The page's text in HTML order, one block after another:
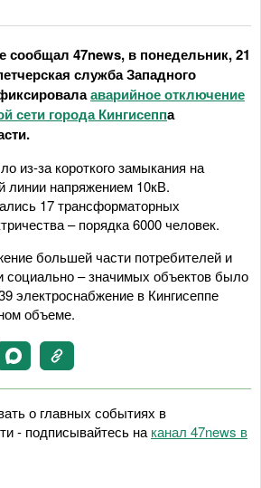
сообщал 47news, в понедельник, 21
служба Западного
аварийное отключение
сети города Кингисеппа
из-за короткого замыкания на
линии напряжением 10кВ.
17 трансформаторных
– порядка 6000 человек.
большей части потребителей и
социально – значимых объектов было
электроснабжение в Кингисеппе
объеме.
о главных событиях в
- подписывайтесь на канал 47news в